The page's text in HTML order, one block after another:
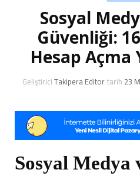
Sosyal
Güvenliği:
Hesap Açma
GeliştiriciTakipera Editortarih 23
Sosyal Medya